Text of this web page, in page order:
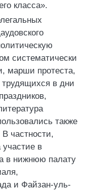
класса».
систематически
марши протеста,
в дни
также
частности,
участие в
в нижнюю палату
и Файзан-уль-